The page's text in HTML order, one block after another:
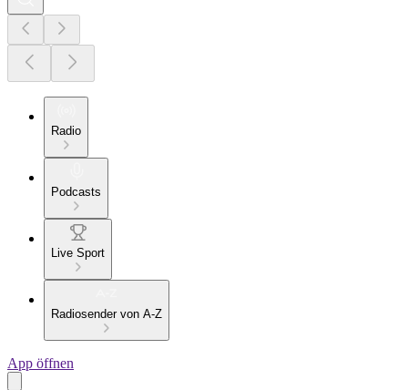
Radio
Podcasts
Live Sport
Radiosender von A-Z
App öffnen